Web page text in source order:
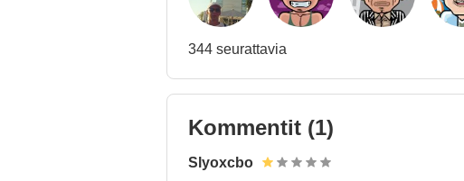
344 seurattavia
Kommentit (1)
Slyoxcbo